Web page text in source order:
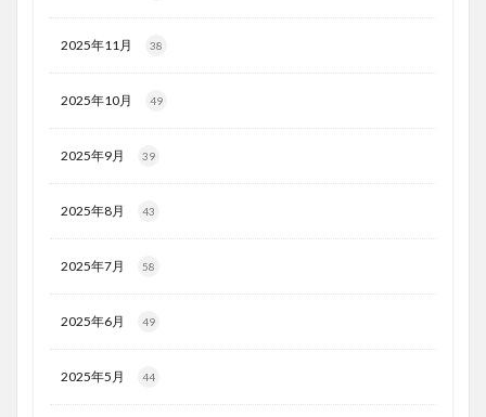
2025年11月 38
2025年10月 49
2025年9月 39
2025年8月 43
2025年7月 58
2025年6月 49
2025年5月 44